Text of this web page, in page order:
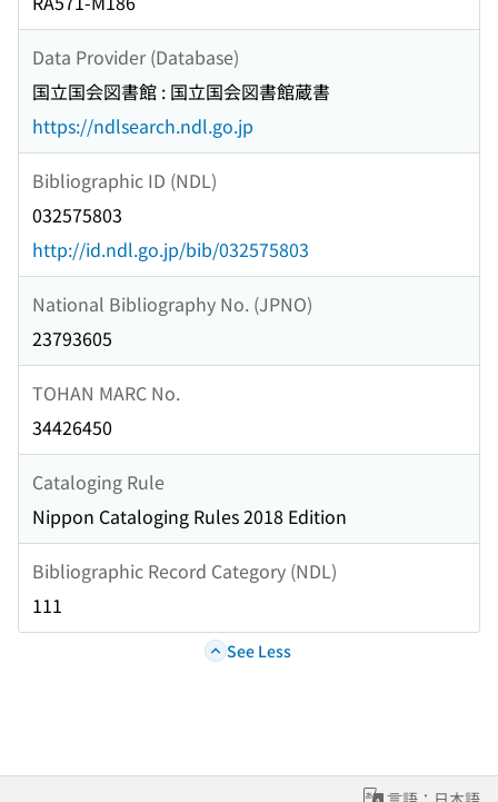
Data Provider (Database)
国立国会図書館 : 国立国会図書館蔵書
https://ndlsearch.ndl.go.jp
Bibliographic ID (NDL)
032575803
http://id.ndl.go.jp/bib/032575803
National Bibliography No. (JPNO)
23793605
TOHAN MARC No.
34426450
Cataloging Rule
Nippon Cataloging Rules 2018 Edition
Bibliographic Record Category (NDL)
111
See Less